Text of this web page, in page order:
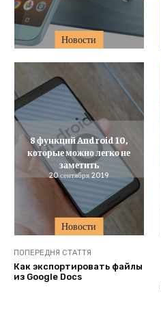
Новости
Новости
8 функций Android 10,
которые можно легко не
заметить
20 сентября 2019
ПОПЕРЕДНЯ СТАТТЯ
Как экспортировать файлы
из Google Docs